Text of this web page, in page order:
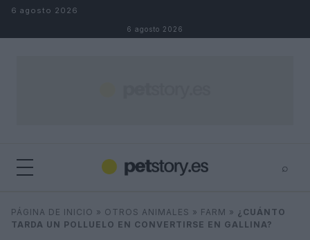
Saltar al contenido
6 agosto 2026
6 agosto 2026
⌕
Buscar ⌕ ×
PÁGINA DE INICIO » OTROS ANIMALES » FARM » ¿CUÁNTO
TARDA UN POLLUELO EN CONVERTIRSE EN GALLINA?